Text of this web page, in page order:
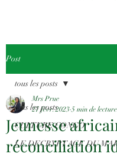
Post
tous les posts
CULTURE CONGO
LE DECRYPTAGE DU
tous les posts
Jeunesse
réconciliation
Mrs Prue
27 févr. 2023 5 min de lecture